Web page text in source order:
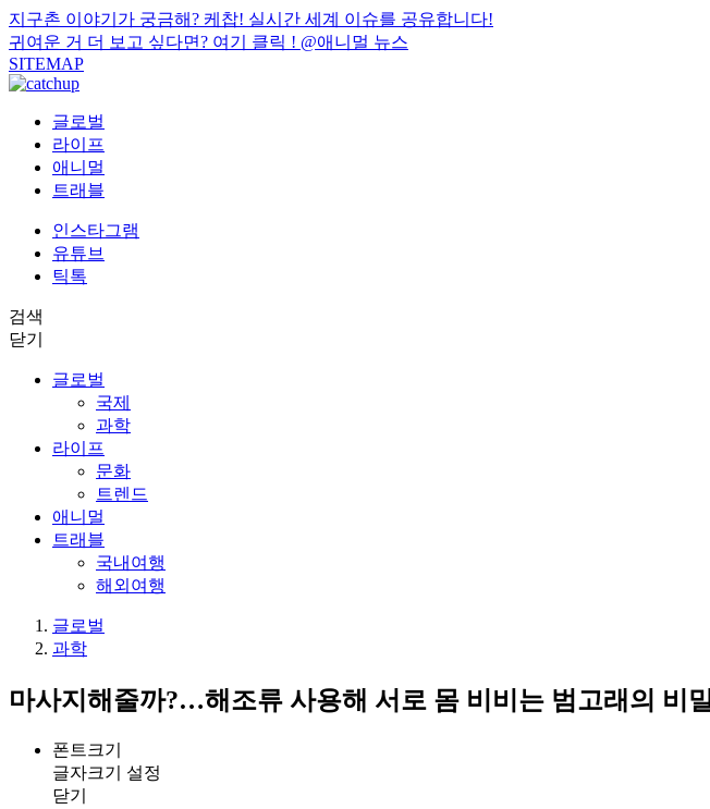
지구촌 이야기가 궁금해? 케찹! 실시간 세계 이슈를 공유합니다!
귀여운 거 더 보고 싶다면? 여기 클릭 ! @애니멀 뉴스
SITEMAP
글로벌
라이프
애니멀
트래블
인스타그램
유튜브
틱톡
검색
닫기
글로벌
국제
과학
라이프
문화
트렌드
애니멀
트래블
국내여행
해외여행
글로벌
과학
마사지해줄까?…해조류 사용해 서로 몸 비비는 범고래의 비밀
폰트크기
글자크기 설정
닫기